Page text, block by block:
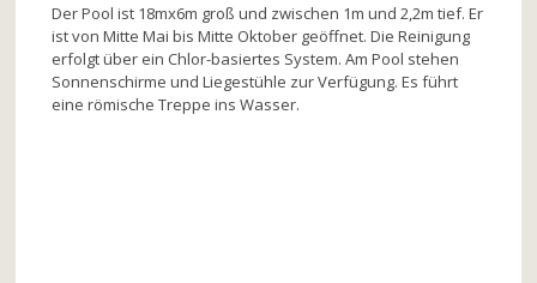
Der Pool ist 18mx6m groß und zwischen 1m und 2,2m tief. Er
ist von Mitte Mai bis Mitte Oktober geöffnet. Die Reinigung
erfolgt über ein Chlor-basiertes System. Am Pool stehen
Sonnenschirme und Liegestühle zur Verfügung. Es führt
eine römische Treppe ins Wasser.